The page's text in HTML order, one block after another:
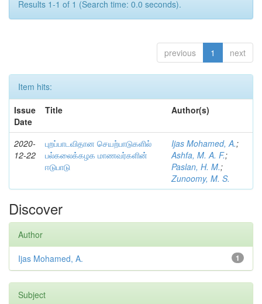
Results 1-1 of 1 (Search time: 0.0 seconds).
previous 1 next
Item hits:
Issue
Date
Title Author(s)
2020-
12-22
புறப்பாடவிதான செயற்பாடுகளில்
பல்கலைக்கழக மாணவர்களின்
ஈடுபாடு
Ijas Mohamed, A.;
Ashfa, M. A. F.;
Paslan, H. M.;
Zunoomy, M. S.
Discover
Author
1
Ijas Mohamed, A.
Subject